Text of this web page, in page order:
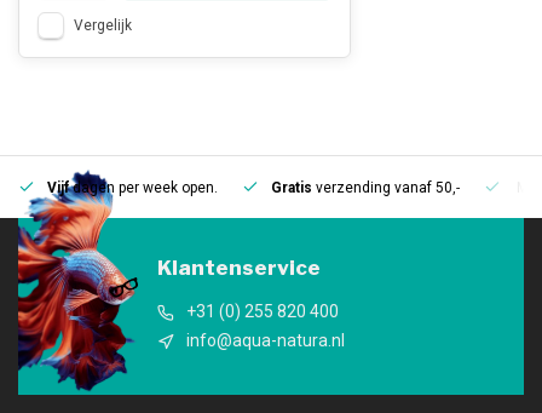
Vergelijk
Vijfdagen per week open. Gratis verzending vanaf 50,-
Klantenservice
+31 (0) 255 820 400
info@aqua-natura.nl